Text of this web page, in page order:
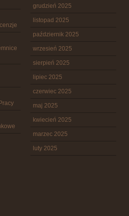
grudzień 2025
listopad 2025
październik 2025
wrzesień 2025
sierpień 2025
lipiec 2025
czerwiec 2025
maj 2025
kwiecień 2025
marzec 2025
luty 2025